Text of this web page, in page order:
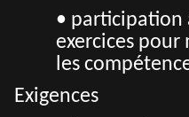
• participation
exercices
les
Exigences